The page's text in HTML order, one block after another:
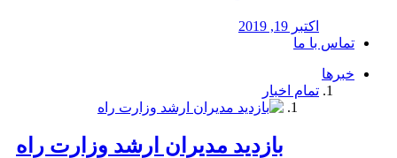
اکتبر 19, 2019
تماس با ما
خبرها
تمام اخبار
بازدید مدیران ارشد وزارت راه